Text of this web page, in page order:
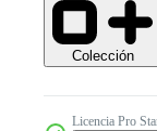
Colección
Licencia Pro